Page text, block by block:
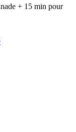
+ 15 min pour